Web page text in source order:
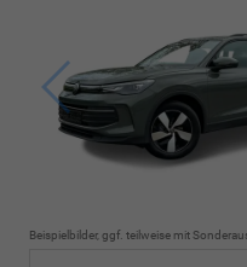
Beispielbilder, ggf. teilweise mit